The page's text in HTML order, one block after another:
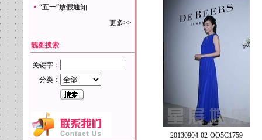
“五一”放假通知
更多>>
靓图搜索
关键字：
分类：
20130904-02-OO5C1759